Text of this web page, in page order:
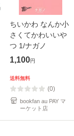
ちいかわ なんか小
さくてかわいいや
つ 1/ナガノ
1,100円
送料無料
(0)
bookfan au PAY マ
ーケット店